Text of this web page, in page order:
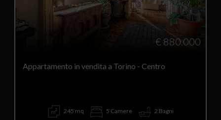
€ 880.000
Appartamento in vendita a Torino - Centro
245 mq 5 Camere 2 Bagni